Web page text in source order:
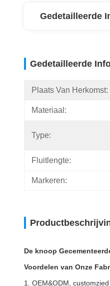
Gedetailleerde
Gedetailleerde
Plaats Van Herkomst:
Materiaal:
Type:
Fluitlengte:
Markeren:
De knoop
Voordelen van Onze
1. OEM&ODM,